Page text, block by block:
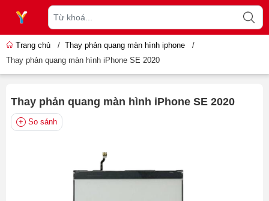
Trang chủ / Thay phản quang màn hình iphone
/
Thay phản quang màn hình iPhone SE 2020
Thay phản quang màn hình iPhone SE 2020
So sánh